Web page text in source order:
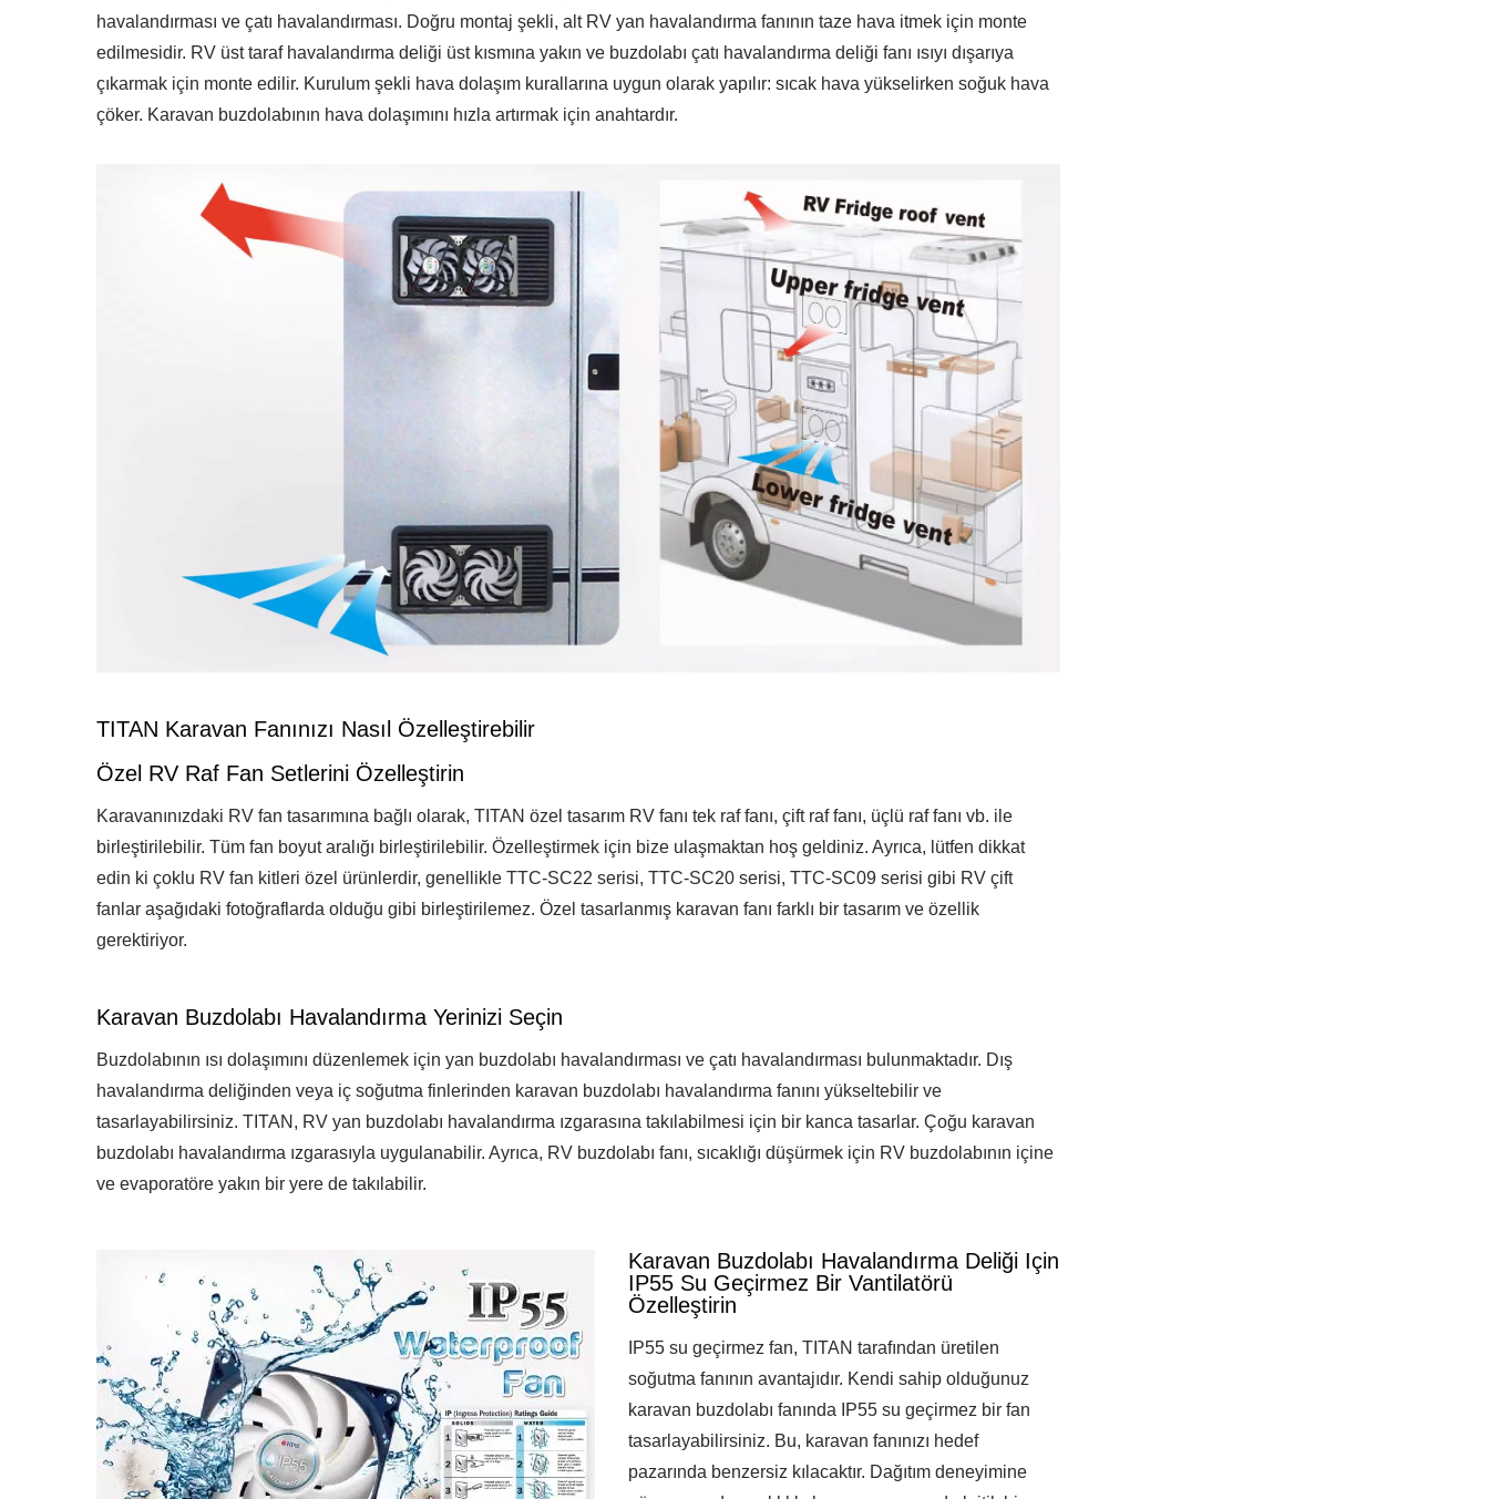
havalandırması ve çatı havalandırması. Doğru montaj şekli, alt RV yan havalandırma fanının taze hava itmek için monte
edilmesidir. RV üst taraf havalandırma deliği üst kısmına yakın ve buzdolabı çatı havalandırma deliği fanı ısıyı dışarıya
çıkarmak için monte edilir. Kurulum şekli hava dolaşım kurallarına uygun olarak yapılır: sıcak hava yükselirken soğuk hava
çöker. Karavan buzdolabının hava dolaşımını hızla artırmak için anahtardır.
TITAN Karavan Fanınızı Nasıl Özelleştirebilir
Özel RV Raf Fan Setlerini Özelleştirin
Karavanınızdaki RV fan tasarımına bağlı olarak, TITAN özel tasarım RV fanı tek raf fanı, çift raf fanı, üçlü raf fanı vb. ile
birleştirilebilir. Tüm fan boyut aralığı birleştirilebilir. Özelleştirmek için bize ulaşmaktan hoş geldiniz. Ayrıca, lütfen dikkat
edin ki çoklu RV fan kitleri özel ürünlerdir, genellikle TTC-SC22 serisi, TTC-SC20 serisi, TTC-SC09 serisi gibi RV çift
fanlar aşağıdaki fotoğraflarda olduğu gibi birleştirilemez. Özel tasarlanmış karavan fanı farklı bir tasarım ve özellik
gerektiriyor.
Karavan Buzdolabı Havalandırma Yerinizi Seçin
Buzdolabının ısı dolaşımını düzenlemek için yan buzdolabı havalandırması ve çatı havalandırması bulunmaktadır. Dış
havalandırma deliğinden veya iç soğutma finlerinden karavan buzdolabı havalandırma fanını yükseltebilir ve
tasarlayabilirsiniz. TITAN, RV yan buzdolabı havalandırma ızgarasına takılabilmesi için bir kanca tasarlar. Çoğu karavan
buzdolabı havalandırma ızgarasıyla uygulanabilir. Ayrıca, RV buzdolabı fanı, sıcaklığı düşürmek için RV buzdolabının içine
ve evaporatöre yakın bir yere de takılabilir.
Karavan Buzdolabı Havalandırma Deliği Için
IP55 Su Geçirmez Bir Vantilatörü
Özelleştirin
IP55 su geçirmez fan, TITAN tarafından üretilen
soğutma fanının avantajıdır. Kendi sahip olduğunuz
karavan buzdolabı fanında IP55 su geçirmez bir fan
tasarlayabilirsiniz. Bu, karavan fanınızı hedef
pazarında benzersiz kılacaktır. Dağıtım deneyimine